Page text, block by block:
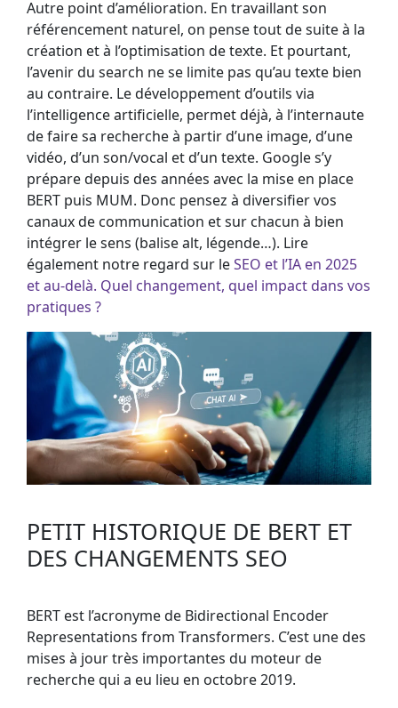
Autre point d’amélioration. En travaillant son
référencement naturel, on pense tout de suite à la
création et à l’optimisation de texte. Et pourtant,
l’avenir du search ne se limite pas qu’au texte bien
au contraire. Le développement d’outils via
l’intelligence artificielle, permet déjà, à l’internaute
de faire sa recherche à partir d’une image, d’une
vidéo, d’un son/vocal et d’un texte. Google s’y
prépare depuis des années avec la mise en place
BERT puis MUM. Donc pensez à diversifier vos
canaux de communication et sur chacun à bien
intégrer le sens (balise alt, légende…). Lire
également notre regard sur leSEO et l’IA en 2025
et au-delà. Quel changement, quel impact dans vos
pratiques ?
PETIT HISTORIQUE DE BERT ET
DES CHANGEMENTS SEO
BERT est l’acronyme de Bidirectional Encoder
Representations from Transformers. C’est une des
mises à jour très importantes du moteur de
recherche qui a eu lieu en octobre 2019.